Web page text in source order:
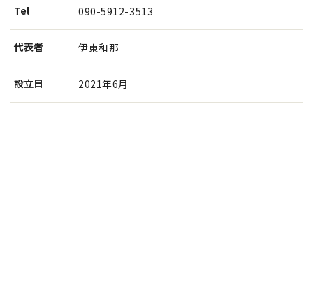
Tel 090-5912-3513
代表者 伊東和那
設⽴⽇ 2021年6月